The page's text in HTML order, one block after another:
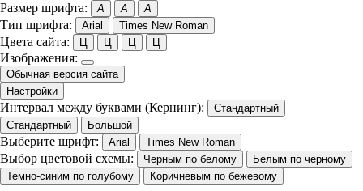
Размер шрифта: A A A
Тип шрифта: Arial Times New Roman
Цвета сайта: Ц Ц Ц Ц
Изображения:
Обычная версия сайта
Настройки
Интервал между буквами (Кернинг):
Стандартный
Стандартный
Большой
Выберите шрифт: Arial Times New Roman
Выбор цветовой схемы: Черным по белому
Белым по черному
Темно-синим по голубому
Коричневым по бежевому